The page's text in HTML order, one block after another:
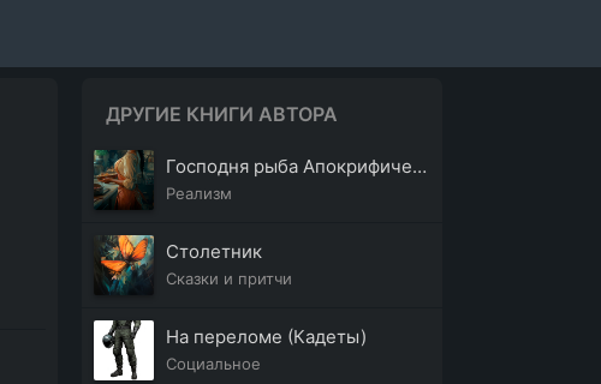
ДРУГИЕ КНИГИ АВТОРА
Господня рыба Апокрифическое сказание
Реализм
Столетник
Сказки и притчи
На переломе (Кадеты)
Социальное